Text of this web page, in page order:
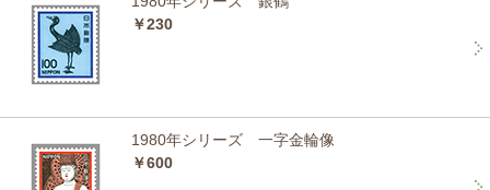
￥230
1980年シリーズ 一字金輪像
￥600